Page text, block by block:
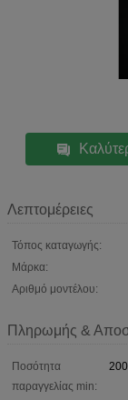
Λεπτομέρειες
Τόπος καταγωγής:
Μάρκα:
Αριθμό μοντέλου:
Πληρωμής &
Ποσότητα
παραγγελίας min: